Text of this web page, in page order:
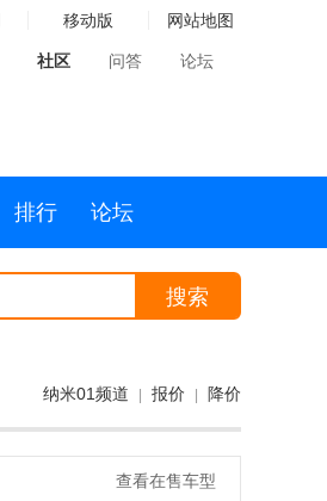
移动版 网站地图
社区 问答 论坛
排行 论坛
搜索
纳米01频道 报价 降价
查看在售车型